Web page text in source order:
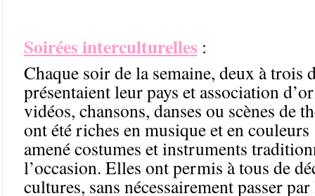
Soirées interculturelles :
Chaque soir de la semaine, deux à trois
présentaient leur pays et association
vidéos, chansons, danses ou scènes de
ont été riches en musique et en
amené costumes et instruments
l’occasion. Elles ont permis à tous de
cultures, sans nécessairement passer